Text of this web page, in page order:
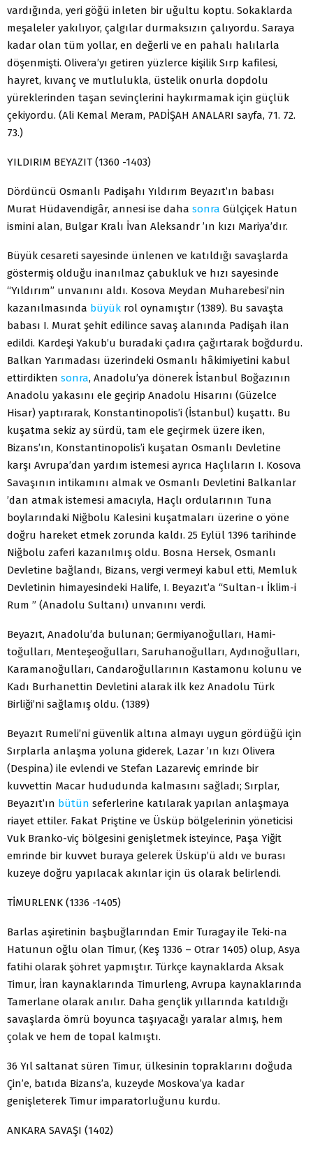
vardığında, yeri göğü inleten bir uğultu koptu. Sokaklarda
meşaleler yakılıyor, çalgılar durmaksızın çalıyordu. Saraya
kadar olan tüm yollar, en değerli ve en pahalı halılarla
döşenmişti. Olivera’yı getiren yüzlerce kişilik Sırp kafilesi,
hayret, kıvanç ve mutlulukla, üstelik onurla dopdolu
yüreklerinden taşan sevinçlerini haykırmamak için güçlük
çekiyordu. (Ali Kemal Meram, PADİŞAH ANALARI sayfa, 71. 72.
73.)
YILDIRIM BEYAZIT (1360 -1403)
Dördüncü Osmanlı Padişahı Yıldırım Beyazıt’ın babası
Murat Hüdavendigâr, annesi ise daha sonra Gülçiçek Hatun
ismini alan, Bulgar Kralı İvan Aleksandr ’ın kızı Mariya’dır.
Büyük cesareti sayesinde ünlenen ve katıldığı savaşlarda
göstermiş olduğu inanılmaz çabukluk ve hızı sayesinde
“Yıldırım” unvanını aldı. Kosova Meydan Muharebesi’nin
kazanılmasında büyük rol oynamıştır (1389). Bu savaşta
babası I. Murat şehit edilince savaş alanında Padişah ilan
edildi. Kardeşi Yakub’u buradaki çadıra çağırtarak boğdurdu.
Balkan Yarımadası üzerindeki Osmanlı hâkimiyetini kabul
ettirdikten sonra, Anadolu’ya dönerek İstanbul Boğazının
Anadolu yakasını ele geçirip Anadolu Hisarını (Güzelce
Hisar) yaptırarak, Konstantinopolis’i (İstanbul) kuşattı. Bu
kuşatma sekiz ay sürdü, tam ele geçirmek üzere iken,
Bizans’ın, Konstantinopolis’i kuşatan Osmanlı Devletine
karşı Avrupa’dan yardım istemesi ayrıca Haçlıların I. Kosova
Savaşının intikamını almak ve Osmanlı Devletini Balkanlar
’dan atmak istemesi amacıyla, Haçlı ordularının Tuna
boylarındaki Niğbolu Kalesini kuşatmaları üzerine o yöne
doğru hareket etmek zorunda kaldı. 25 Eylül 1396 tarihinde
Niğbolu zaferi kazanılmış oldu. Bosna Hersek, Osmanlı
Devletine bağlandı, Bizans, vergi vermeyi kabul etti, Memluk
Devletinin himayesindeki Halife, I. Beyazıt’a “Sultan-ı İklim-i
Rum ” (Anadolu Sultanı) unvanını verdi.
Beyazıt, Anadolu’da bulunan; Germiyanoğulları, Hami-
toğulları, Menteşeoğulları, Saruhanoğulları, Aydınoğulları,
Karamanoğulları, Candaroğullarının Kastamonu kolunu ve
Kadı Burhanettin Devletini alarak ilk kez Anadolu Türk
Birliği’ni sağlamış oldu. (1389)
Beyazıt Rumeli’ni güvenlik altına almayı uygun gördüğü için
Sırplarla anlaşma yoluna giderek, Lazar ’ın kızı Olivera
(Despina) ile evlendi ve Stefan Lazareviç emrinde bir
kuvvettin Macar hududunda kalmasını sağladı; Sırplar,
Beyazıt’ın bütün seferlerine katılarak yapılan anlaşmaya
riayet ettiler. Fakat Priştine ve Üsküp bölgelerinin yöneticisi
Vuk Branko-viç bölgesini genişletmek isteyince, Paşa Yiğit
emrinde bir kuvvet buraya gelerek Üsküp’ü aldı ve burası
kuzeye doğru yapılacak akınlar için üs olarak belirlendi.
TİMURLENK (1336 -1405)
Barlas aşiretinin başbuğlarından Emir Turagay ile Teki-na
Hatunun oğlu olan Timur, (Keş 1336 – Otrar 1405) olup, Asya
fatihi olarak şöhret yapmıştır. Türkçe kaynaklarda Aksak
Timur, İran kaynaklarında Timurleng, Avrupa kaynaklarında
Tamerlane olarak anılır. Daha gençlik yıllarında katıldığı
savaşlarda ömrü boyunca taşıyacağı yaralar almış, hem
çolak ve hem de topal kalmıştı.
36 Yıl saltanat süren Timur, ülkesinin topraklarını doğuda
Çin’e, batıda Bizans’a, kuzeyde Moskova’ya kadar
genişleterek Timur imparatorluğunu kurdu.
ANKARA SAVAŞI (1402)